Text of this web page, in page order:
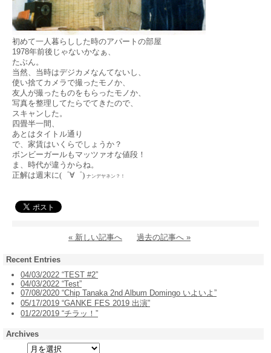
初めて一人暮らしした時のアパートの部屋
1978年前後じゃないかなぁ、
たぶん。
当然、当時はデジカメなんてないし、
使い捨てカメラで撮ったモノか、
友人が撮ったものをもらったモノか、
写真を整理してたらでてきたので、
スキャンした。
四畳半一間、
あとはタイトル通り
で、家賃はいくらでしょうか？
ボンビーガールもマッツァオな値段！
ま、時代が違うからね。
正解は週末に( ゜∀゜) ナンデヤネン？！
« 新しい記事へ 過去の記事へ »
Recent Entries
04/03/2022 “TEST #2”
04/03/2022 “Test”
07/08/2020 “Chip Tanaka 2nd Album Domingo いよいよ”
05/17/2019 “GANKE FES 2019 出演”
01/22/2019 “チラッ！”
Archives